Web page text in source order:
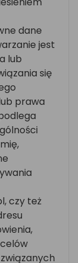
dane
jest
lub
się
prawa
czy też